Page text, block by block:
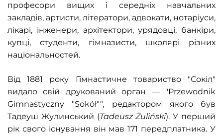
професори вищих і середніх навчальних
закладів, артисти, літератори, адвокати, нотаріуси,
лікарі, інженери, архітектори, урядовці, банкіри,
купці, студенти, гімназисти, школярі різних
національностей.
Від 1881 року Гімнастичне товариство "Сокіл"
видало свій друкований орган — "Przewodnik
Gimnastyczny "Sokół"", редактором якого був
Тадеуш Жулинський (Tadeusz Żuliński). У перший
рік свого існування він мав 171 передплатника. У